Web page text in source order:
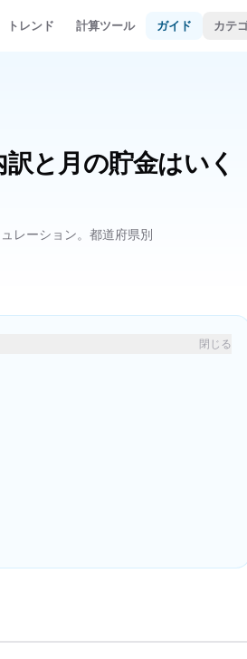
トレンド 計算ツール ガイド カテ
と月の貯金はいく
レーション。都道府県別
閉じる